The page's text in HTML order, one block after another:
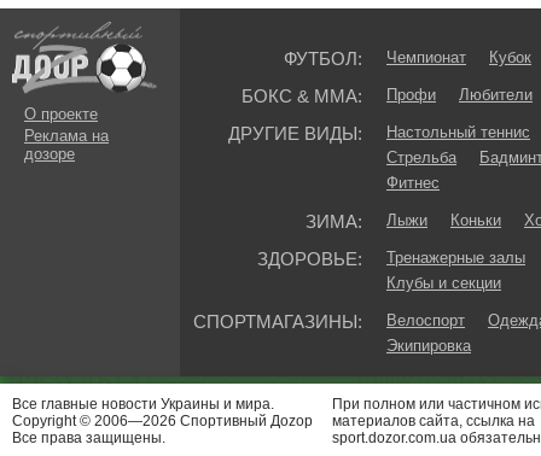
О проекте
Реклама на
дозоре
ФУТБОЛ: Чемпионат Кубок
БОКС & ММА: Профи Любители
ДРУГИЕ ВИДЫ:
Настольный теннис
Стрельба
Фитнес
ЗИМА: Лыжи Коньки
ЗДОРОВЬЕ:
Тренажерные залы
Клубы и секции
СПОРТМАГАЗИНЫ: Велоспорт
Экипировка
Все главные новости Украины и мира.
Copyright © 2006—2026 Спортивный Доzор
Все права защищены.
При полном или частичном
материалов сайта, ссылка на
sport.dozor.com.ua